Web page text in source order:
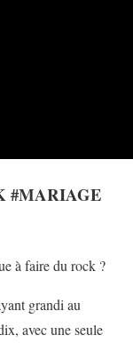
#MARIAGE
à faire du rock ?
grandi au
avec une seule